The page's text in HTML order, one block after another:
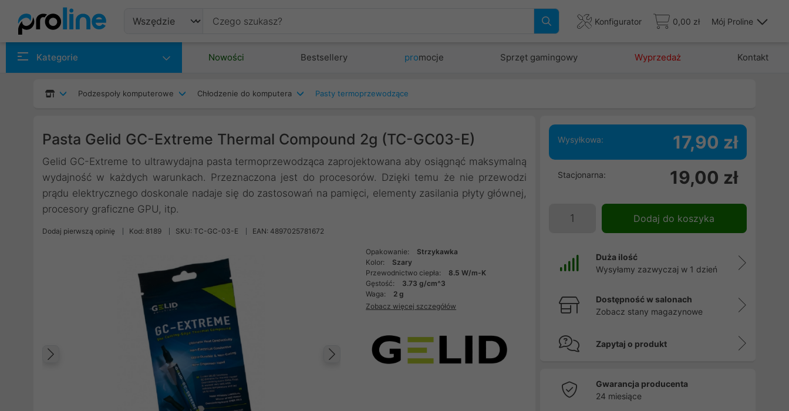
Konfigurator 0,00 zł Mój Proline
Kategorie Nowości Bestsellery promocje Sprzęt gamingowy Wyprzedaż Kontakt
Podzespoły komputerowe Chłodzenie do komputera Pasty termoprzewodzące
Pasta Gelid GC-Extreme Thermal Compound 2g (TC-GC03-E)
Gelid GC-Extreme to ultrawydajna pasta termoprzewodząca zaprojektowana aby osiągnąć maksymalną
wydajność w każdych warunkach. Przeznaczona jest do procesorów. Dzięki temu że nie przewodzi
prądu elektrycznego doskonale nadaje się do zastosowań na pamięci, elementy zasilania płyty głównej,
procesory graficzne GPU, itp.
Dodaj pierwszą opinię Kod: 8189 SKU: TC-GC-03-E EAN: 4897025781672
Następny
Opakowanie:
Strzykawka
Kolor:
Szary
Przewodnictwo ciepła:
8.5 W/m-K
Gęstość:
3.73 g/cm^3
Waga:
2 g
Zobacz więcej szczegółów
Wysyłkowa: 17,90 zł
Stacjonarna: 19,00 zł
Dodaj do koszyka
Duża ilość
Wysyłamy zazwyczaj w 1 dzień
Dostępność w salonach
Zobacz stany magazynowe
Zapytaj o produkt
Gwarancja producenta
24 miesiące